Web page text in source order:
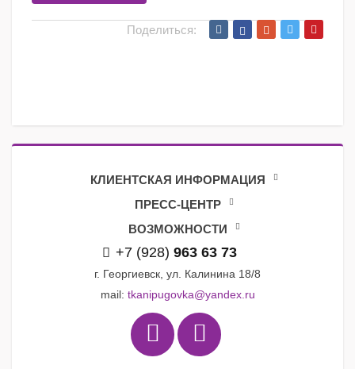
Поделиться:
КЛИЕНТСКАЯ ИНФОРМАЦИЯ
ПРЕСС-ЦЕНТР
ВОЗМОЖНОСТИ
+7 (928) 963 63 73
г. Георгиевск, ул. Калинина 18/8
mail: tkanipugovka@yandex.ru